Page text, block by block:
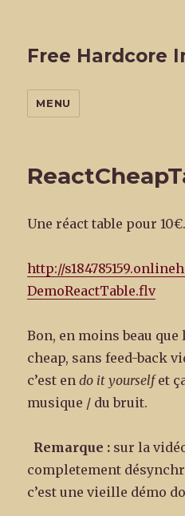
Free Hardcore
MENU
Une réact table pour
http://
DemoReactTable.flv
Bon, en moins beau
cheap, sans feed-back
c’est endo it yourselfet
musique / du bruit.
Remarque : sur la
completement
c’est une vieille démo